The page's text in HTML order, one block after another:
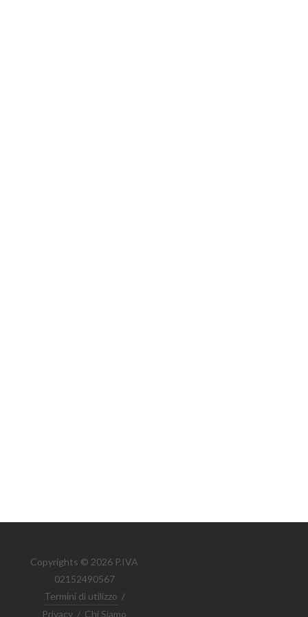
Copyrights © 2026 P.IVA
02152490567
Termini di utilizzo /
Privacy / Chi Siamo